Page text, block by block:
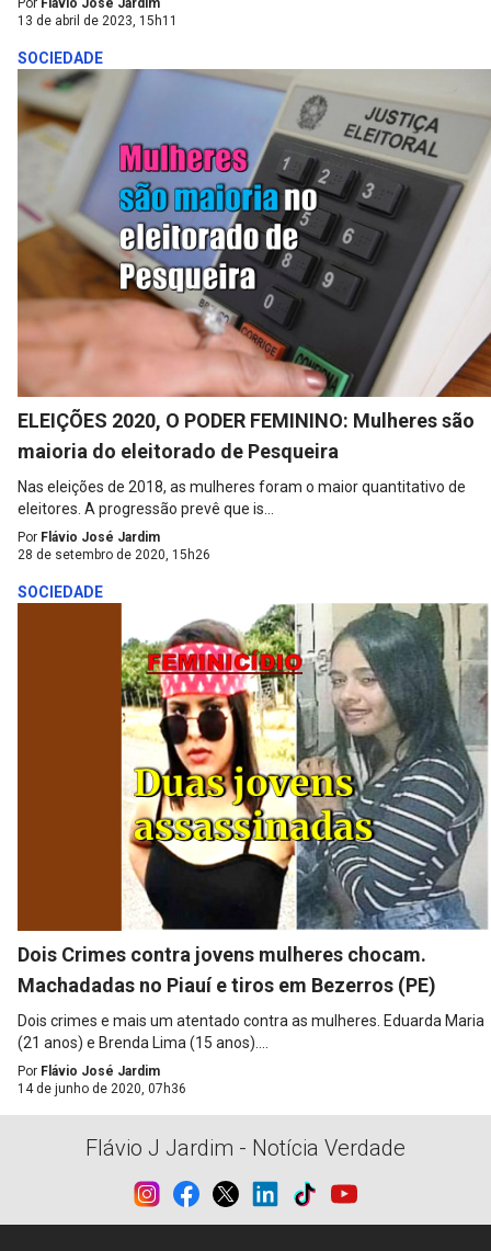
Por Flávio José Jardim
13 de abril de 2023, 15h11
SOCIEDADE
ELEIÇÕES 2020, O PODER FEMININO: Mulheres são
maioria do eleitorado de Pesqueira
Nas eleições de 2018, as mulheres foram o maior quantitativo de
eleitores. A progressão prevê que is...
Por Flávio José Jardim
28 de setembro de 2020, 15h26
SOCIEDADE
Dois Crimes contra jovens mulheres chocam.
Machadadas no Piauí e tiros em Bezerros (PE)
Dois crimes e mais um atentado contra as mulheres. Eduarda Maria
(21 anos) e Brenda Lima (15 anos)....
Por Flávio José Jardim
14 de junho de 2020, 07h36
Flávio J Jardim - Notícia Verdade